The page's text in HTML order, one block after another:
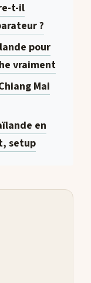
t-il
?
pour
vraiment
Mai
en
setup